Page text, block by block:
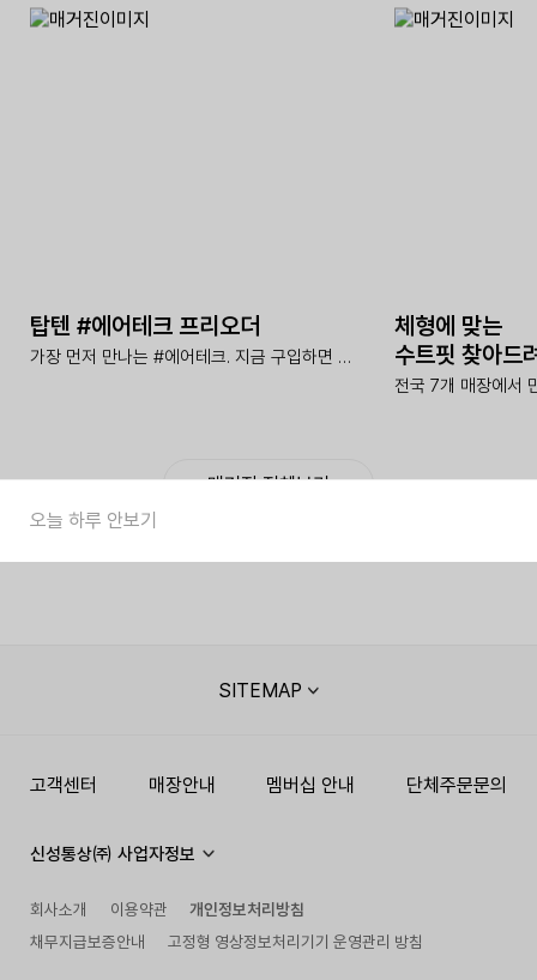
탑텐 #에어테크 프리오더
가장 먼저 만나는 #에어테크. 지금 구입하면 머플러 증정!
체형에 맞는
수트핏 찾아드
매거진 전체보기
SITEMAP
고객센터 매장안내 멤버십 안내 단체주문문의
신성통상㈜ 사업자정보
회사소개 이용약관
개인정보처리방침
채무지급보증안내
고정형 영상정보처리기기 운영관리 방침
오늘 하루 안보기